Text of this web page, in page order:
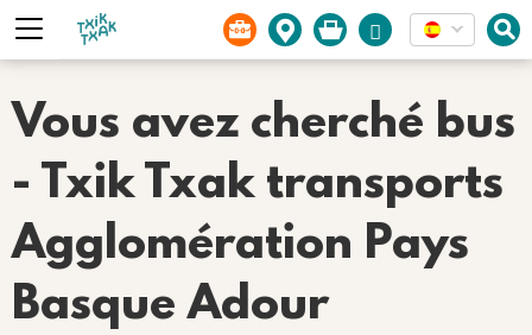
Panel de gestión de cookies
Vous avez cherché bus
- Txik Txak transports
Agglomération Pays
Basque Adour